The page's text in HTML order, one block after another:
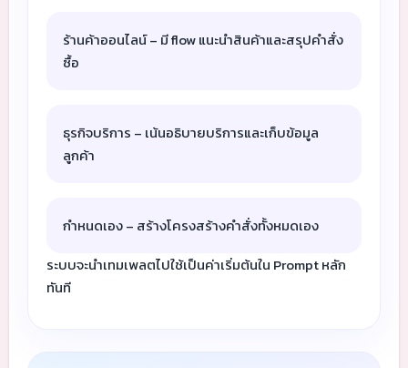
ร้านค้าออนไลน์ – มี flow แนะนำสินค้าและสรุปคำสั่ง
ซื้อ
ธุรกิจบริการ – เน้นอธิบายบริการและเก็บข้อมูล
ลูกค้า
กำหนดเอง – สร้างโครงสร้างคำสั่งทั้งหมดเอง
ระบบจะนำเทมเพลตไปใช้เป็นค่าเริ่มต้นใน Prompt หลัก
ทันที